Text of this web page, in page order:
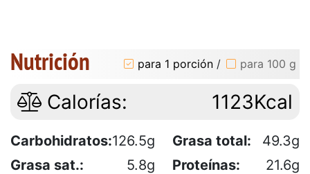
Nutrición para 1 porción / para 100 g
Calorías: 1123Kcal
Carbohidratos:126.5g Grasa total:
49.3g
Grasa sat.:
5.8g Proteínas:
21.6g